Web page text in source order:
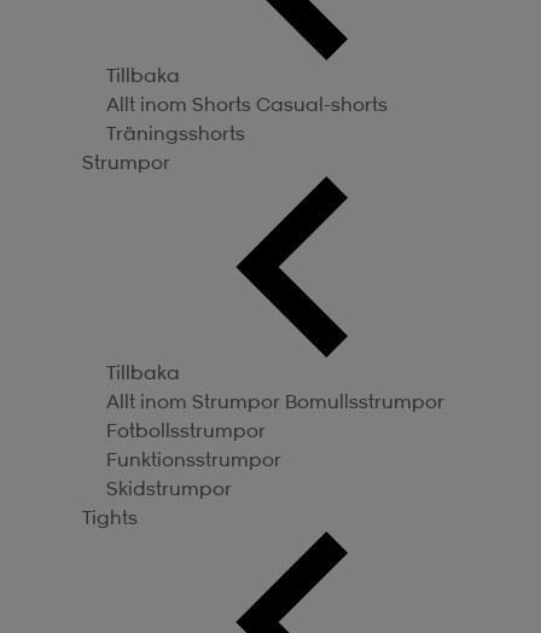
Tillbaka
Allt inom Shorts Casual-shorts
Träningsshorts
Strumpor
Tillbaka
Allt inom Strumpor Bomullsstrumpor
Fotbollsstrumpor
Funktionsstrumpor
Skidstrumpor
Tights